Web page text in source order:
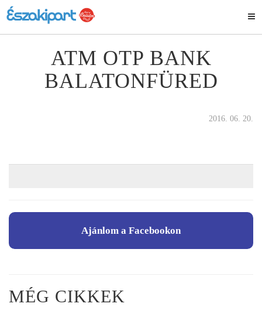
ATM OTP BANK
BALATONFÜRED
2016. 06. 20.
Ajánlom a Facebookon
MÉG CIKKEK